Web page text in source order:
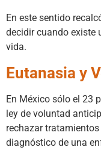
En este sentido
decidir cuando existe
vida.
Eutanasia y
En México sólo el 23
ley de voluntad
rechazar
diagnóstico de una